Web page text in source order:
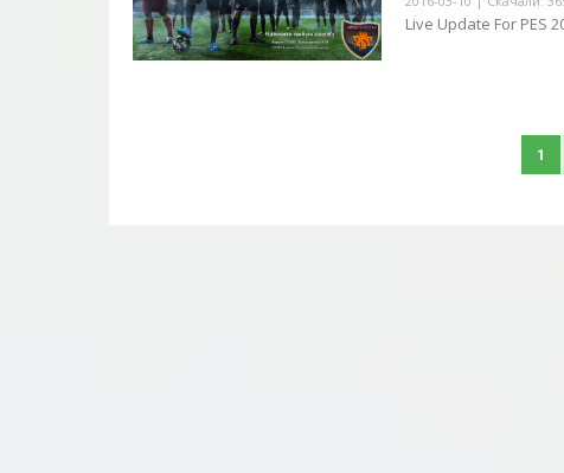
Live Update For PES
1